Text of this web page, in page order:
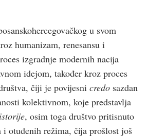
u svom
humanizam, renesansu i
izgradnje modernih nacija
idejom, također kroz proces
čiji je povijesni credo sazdan
kolektivnom, koje predstavlja
, osim toga društvo pritisnuto
otuđenih režima, čija prošlost još